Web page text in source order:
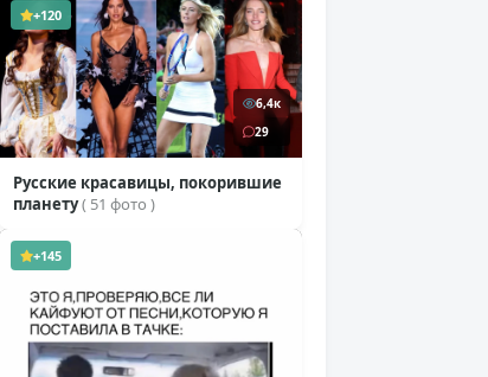
+120
6,4к
29
Русские красавицы, покорившие
планету( 51 фото )
+145